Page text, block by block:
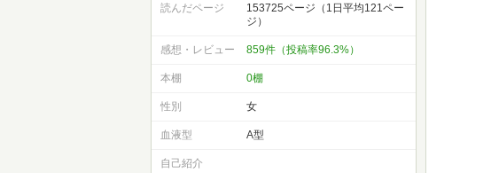
読んだページ
153725ページ（1日平均121ペー
ジ）
感想・レビュー 859件（投稿率96.3%）
本棚 0棚
性別 女
血液型 A型
自己紹介